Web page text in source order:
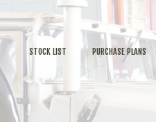
STOCK LIST PURCHASE PLANS